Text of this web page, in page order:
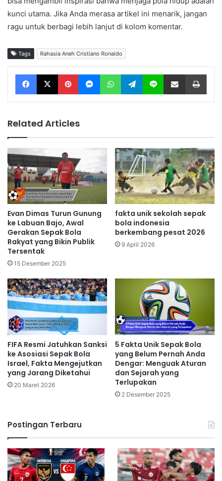
kunci utama. Jika Anda merasa artikel ini menarik, jangan
ragu untuk berbagi lebih lanjut di kolom komentar.
Tags Rahasia Aneh Cristiano Ronaldo
Facebook X Pinterest Messenger WhatsApp Telegram Line Share via Email
Related Articles
Evan Dimas Turun Gunung
ke Labuan Bajo, Awal
Gerakan Sepak Bola
Rakyat yang Bikin Publik
Tersentak
15 Desember 2025
fakta unik sekolah sepak
bola indonesia
berkembang pesat 2026
9 April 2026
FIFA Resmi Jatuhkan Sanksi
ke Asosiasi Sepak Bola
Israel, Fakta Mengejutkan
yang Jarang Diketahui
20 Maret 2026
5 Fakta Unik Sepak Bola
yang Belum Pernah Anda
Dengar: Menguak Aturan
dan Sejarah yang
Terlupakan
2 Desember 2025
Postingan Terbaru